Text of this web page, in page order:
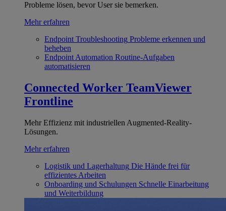
Probleme lösen, bevor User sie bemerken.
Mehr erfahren
Endpoint Troubleshooting Probleme erkennen und
beheben
Endpoint Automation Routine-Aufgaben
automatisieren
Connected Worker TeamViewer
Frontline
Mehr Effizienz mit industriellen Augmented-Reality-
Lösungen.
Mehr erfahren
Logistik und Lagerhaltung Die Hände frei für
effizientes Arbeiten
Onboarding und Schulungen Schnelle Einarbeitung
und Weiterbildung